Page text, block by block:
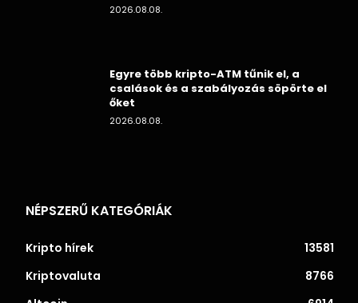
2026.08.08.
Egyre több kripto-ATM tűnik el, a
csalások és a szabályozás söpörte el
őket
2026.08.08.
NÉPSZERŰ KATEGÓRIÁK
Kripto hírek
13581
Kriptovaluta
8766